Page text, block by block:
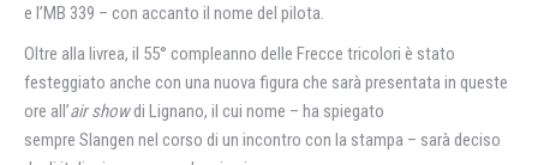
e l’MB 339 – con accanto il nome del pilota.
Oltre alla livrea, il 55° compleanno delle Frecce tricolori è stato
festeggiato anche con una nuova figura che sarà presentata in queste
ore all’air showdi Lignano, il cui nome – ha spiegato
sempre Slangen nel corso di un incontro con la stampa – sarà deciso